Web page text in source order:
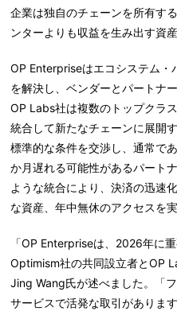
企業は独自のチェーンを所有す
ンターよりも収益を生み出す資
OP Enterpriseはエコシステム・
を解決し、ベンダーとパートナ
OP Labs社は複数のトップクラ
統合して新たなチェーンに展開
標準的な条件を交渉し、通常で
か月遅れる可能性があるパート
ような統合により、決済の迅速
な資産、年中無休のアクセスを実
「OP Enterpriseは、2026年に
Optimism社の共同設立者とOP
Jing Wang氏が述べました。「
サービスで活発な取引がありま